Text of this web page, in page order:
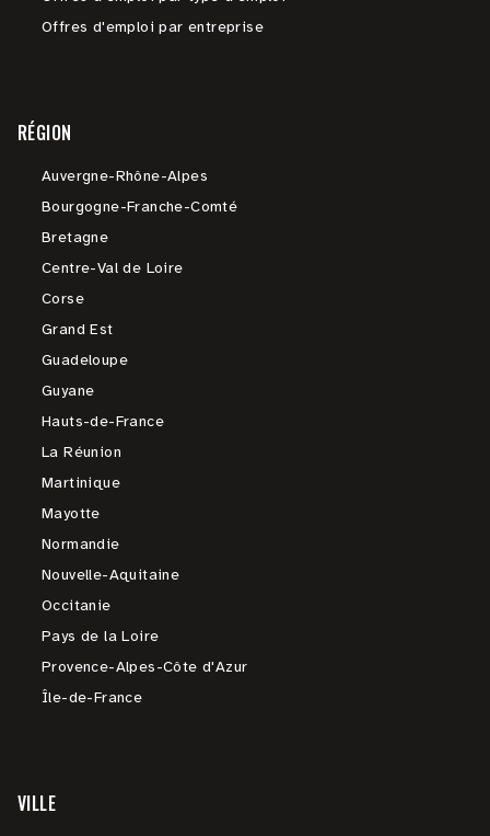
Offres d'emploi par entreprise
RÉGION
Auvergne-Rhône-Alpes
Bourgogne-Franche-Comté
Bretagne
Centre-Val de Loire
Corse
Grand Est
Guadeloupe
Guyane
Hauts-de-France
La Réunion
Martinique
Mayotte
Normandie
Nouvelle-Aquitaine
Occitanie
Pays de la Loire
Provence-Alpes-Côte d'Azur
Île-de-France
VILLE